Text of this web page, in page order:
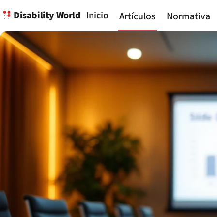
Disability World Inicio Artículos Normativa